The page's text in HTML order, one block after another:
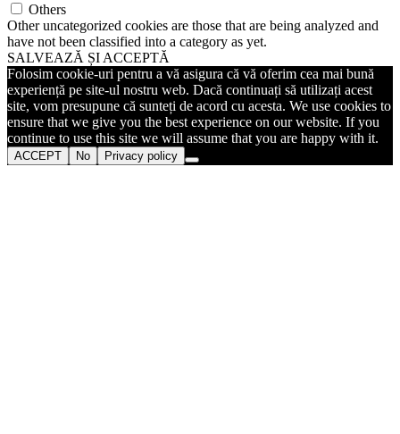
Others
Other uncategorized cookies are those that are being analyzed and
have not been classified into a category as yet.
SALVEAZĂ ȘI ACCEPTĂ
Folosim cookie-uri pentru a vă asigura că vă oferim cea mai bună
experiență pe site-ul nostru web. Dacă continuați să utilizați acest
site, vom presupune că sunteți de acord cu acesta. We use cookies to
ensure that we give you the best experience on our website. If you
continue to use this site we will assume that you are happy with it.
ACCEPT No Privacy policy